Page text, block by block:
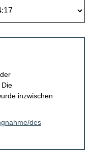
inzwischen
des